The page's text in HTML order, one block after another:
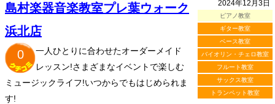
2024年12月3日
ピアノ教室
ギター教室
ベース教室
バイオリン・チェロ教室
フルート教室
サックス教室
トランペット教室
島村楽器音楽教室プレ葉ウォーク
浜北店
0
一人ひとりに合わせたオーダーメイド
レッスン!さまざまなイベントで楽しむ
ミュージックライフ!いつからでもはじめられま
す!